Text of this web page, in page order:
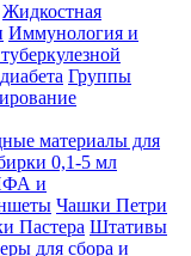
Жидкостная
Иммунология и
Группы
материалы для
0,1-5 мл
и
Чашки Петри
Пастера Штативы
для сбора и